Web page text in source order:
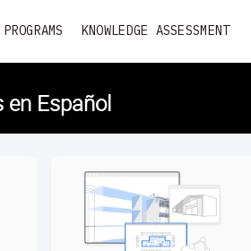
KNOWLEDGE ASSESSMENT
en Español